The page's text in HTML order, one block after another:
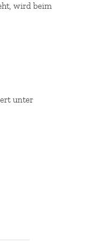
wird beim
unter